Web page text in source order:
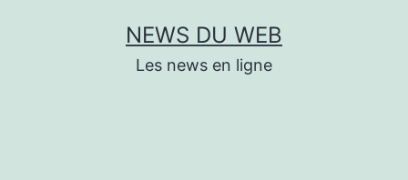
NEWS DU WEB
Les news en ligne